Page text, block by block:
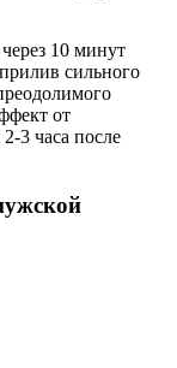
10 минут
сильного
от
3 часа после